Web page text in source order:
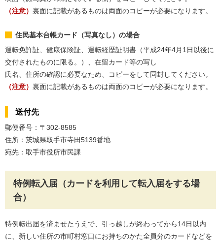
（注意） 裏面に記載があるものは両面のコピーが必要になります。
住民基本台帳カード（写真なし）の場合
運転免許証、健康保険証、運転経歴証明書（平成24年4月1日以後に
交付されたものに限る。）、在留カード等の写し
氏名、住所の確認に必要なため、コピーをして同封してください。
（注意） 裏面に記載があるものは両面のコピーが必要になります。
送付先
郵便番号：〒302-8585
住所：茨城県取手市寺田5139番地
宛先：取手市役所市民課
特例転入届（カードを利用して転入届をする場
合）
特例転出届を済ませたうえで、引っ越しが終わってから14日以内
に、新しい住所の市町村窓口にお持ちのかた全員分のカードなどを